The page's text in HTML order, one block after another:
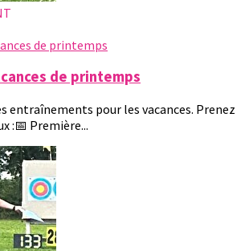
de printemps
entraînements pour les vacances. Prenez
:📅 Première...